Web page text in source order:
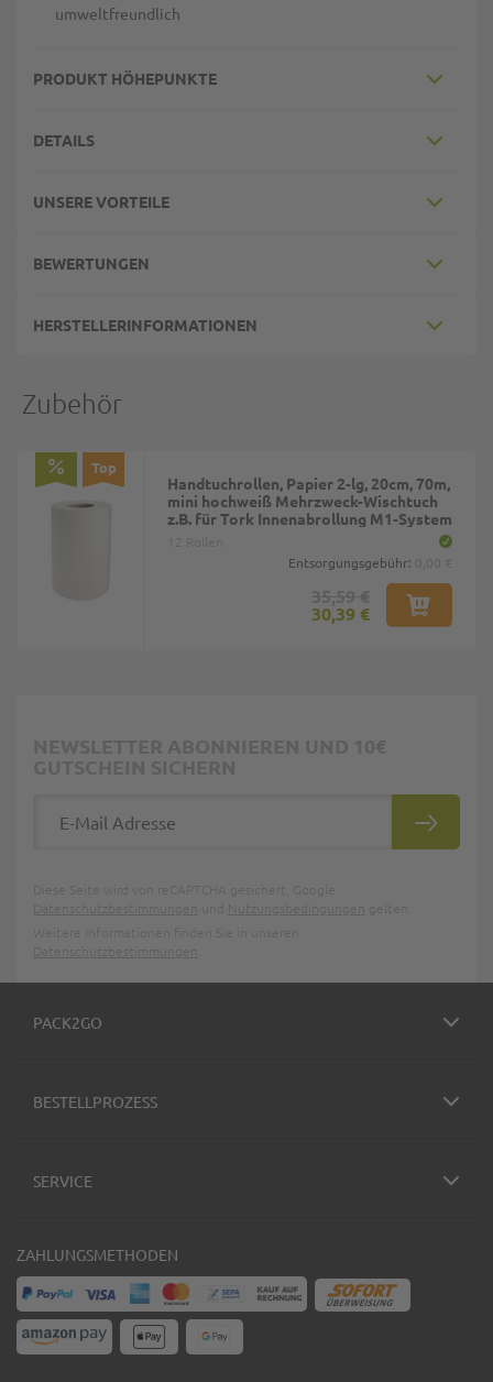
umweltfreundlich
PRODUKT HÖHEPUNKTE
DETAILS
UNSERE VORTEILE
BEWERTUNGEN
HERSTELLERINFORMATIONEN
Zubehör
Top
Handtuchrollen, Papier 2-lg, 20cm, 70m,
mini hochweiß Mehrzweck-Wischtuch
z.B. für Tork Innenabrollung M1-System
Entsorgungsgebühr:
30,39 €
PACK2GO
BESTELLPROZESS
SERVICE
ZAHLUNGSMETHODEN